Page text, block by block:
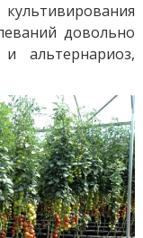
довольно
альтернариоз,